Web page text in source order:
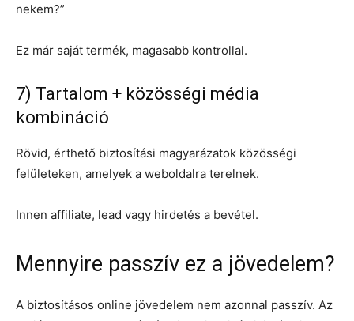
nekem?”
Ez már saját termék, magasabb kontrollal.
7) Tartalom + közösségi média
kombináció
Rövid, érthető biztosítási magyarázatok közösségi
felületeken, amelyek a weboldalra terelnek.
Innen affiliate, lead vagy hirdetés a bevétel.
Mennyire passzív ez a jövedelem?
A biztosításos online jövedelem nem azonnal passzív. Az